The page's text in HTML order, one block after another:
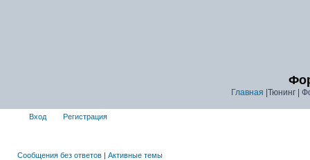
Главная |Тюнинг |
Вход Регистрация
Сообщения без ответов | Активные темы